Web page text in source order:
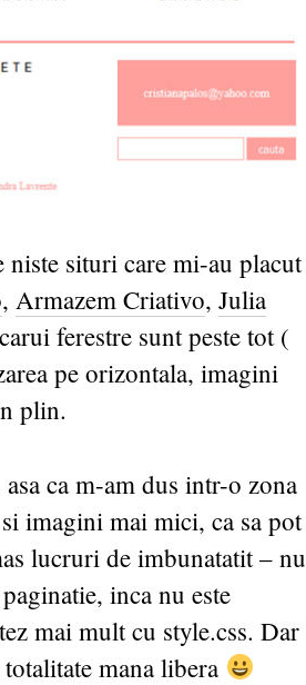
situri care mi-au placut
, Armazem Criativo, Julia
ferestre sunt peste tot (
pe orizontala, imagini
plin.
ca m-am dus intr-o zona
imagini mai mici, ca sa pot
lucruri de imbunatatit – nu
inca nu este
mai mult cu style.css. Dar
mana libera